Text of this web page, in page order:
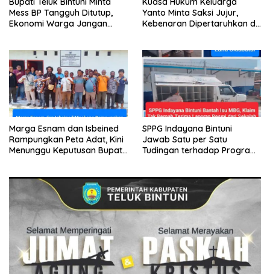
Mess BP Tangguh Ditutup,
Ekonomi Warga Jangan
Yanto Minta Saksi Jujur,
Kebenaran Dipertaruhkan di
Marga Esnam dan Isbeined
Rampungkan Peta Adat, Kini
Menunggu Keputusan Bupati
SPPG Indayana Bintuni
Jawab Satu per Satu
Tudingan terhadap Program